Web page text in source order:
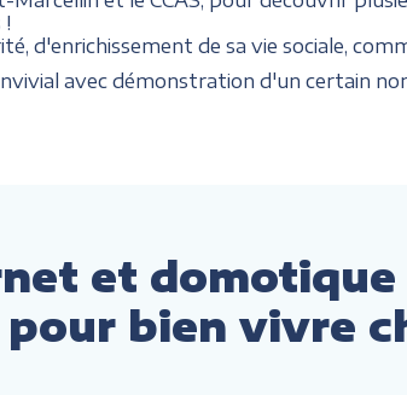
!
d'enrichissement de sa vie sociale,
avec démonstration d'un certain
et
bien vivre